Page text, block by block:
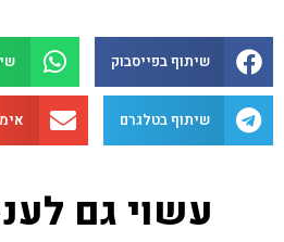
שיתוף בפייסבוק
שיתוף בטלגרם
עשוי גם